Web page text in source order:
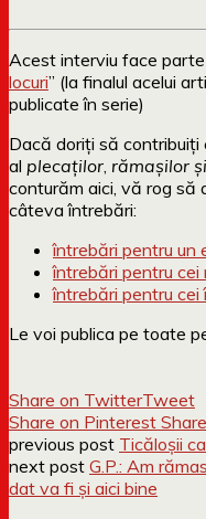
Acest interviu face parte
locuri” (la finalul acelui
publicate în serie)
Dacă doriți să
al plecaților rămașilor
conturăm aici, vă rog să
câteva întrebări:
întrebări pentru un
întrebări pentru cei
întrebări pentru cei
Le voi publica pe toate
Share on TwitterTweet
Share on Pinterest Share
previous post Ticăloșii
next post G.P.: Am
dat va fi și aici bine